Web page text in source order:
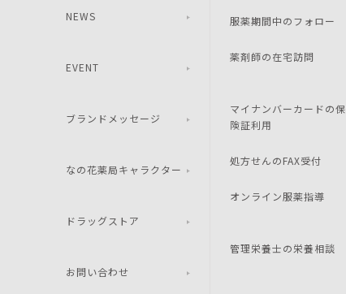
NEWS
EVENT
ブランドメッセージ
なの花薬局キャラクター
ドラッグストア
お問い合わせ
服薬期間中のフォロー
薬剤師の在宅訪問
マイナンバーカードの保
険証利用
処方せんのFAX受付
オンライン服薬指導
管理栄養士の栄養相談